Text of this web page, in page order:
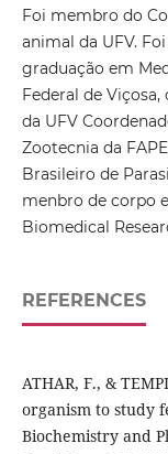
Foi membro do
animal da UFV.
graduação em
Federal de
da UFV
Zootecnia da
Brasileiro de
menbro de corpo
Biomedical
REFERENCES
ATHAR, F., &
organism to study
Biochemistry and